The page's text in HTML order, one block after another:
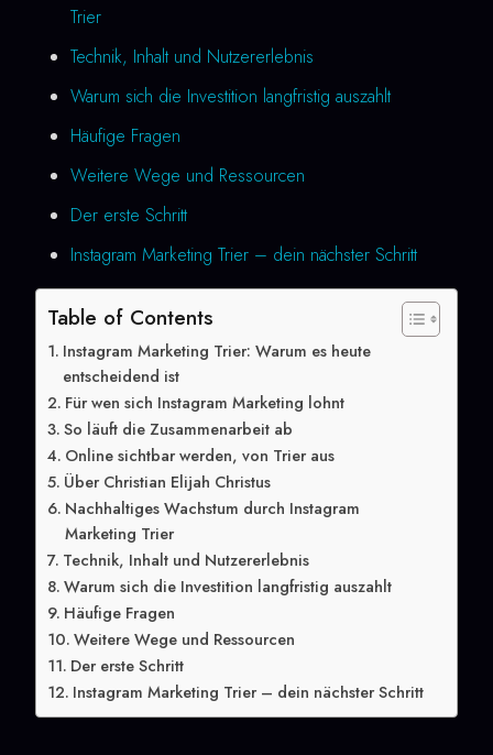
Trier
Technik, Inhalt und Nutzererlebnis
Warum sich die Investition langfristig auszahlt
Häufige Fragen
Weitere Wege und Ressourcen
Der erste Schritt
Instagram Marketing Trier – dein nächster Schritt
Table of Contents
Instagram Marketing Trier: Warum es heute
entscheidend ist
Für wen sich Instagram Marketing lohnt
So läuft die Zusammenarbeit ab
Online sichtbar werden, von Trier aus
Über Christian Elijah Christus
Nachhaltiges Wachstum durch Instagram
Marketing Trier
Technik, Inhalt und Nutzererlebnis
Warum sich die Investition langfristig auszahlt
Häufige Fragen
Weitere Wege und Ressourcen
Der erste Schritt
Instagram Marketing Trier – dein nächster Schritt